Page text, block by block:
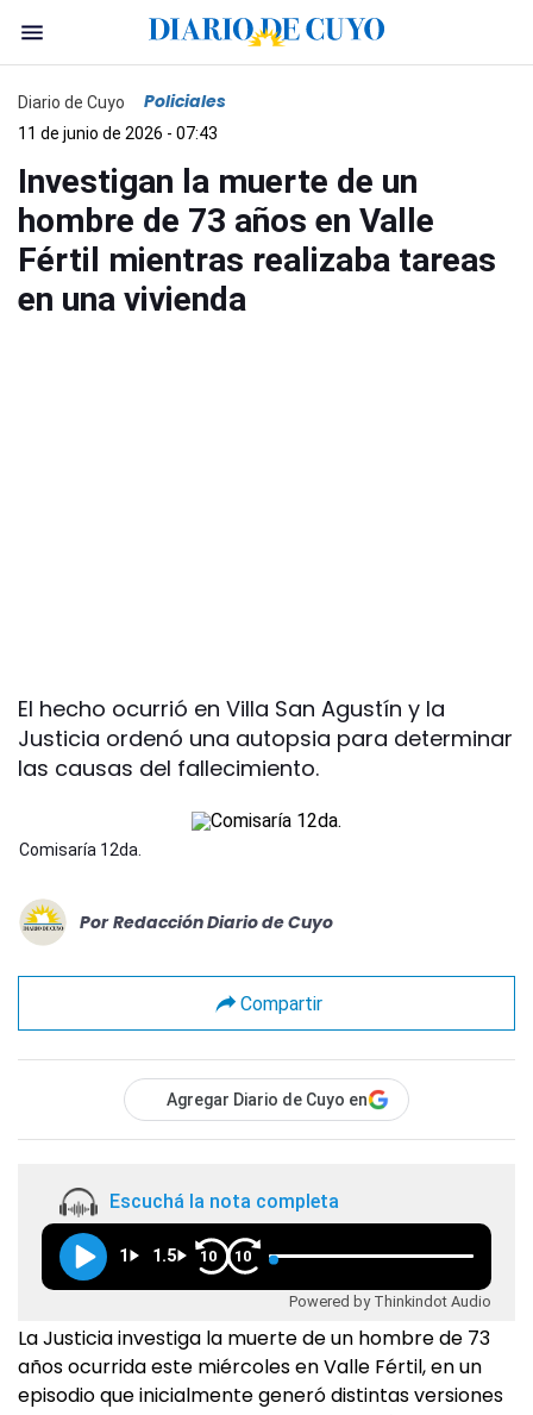
Diario de Cuyo Policiales
11 de junio de 2026 - 07:43
Investigan la muerte de un
hombre de 73 años en Valle
Fértil mientras realizaba tareas
en una vivienda
El hecho ocurrió en Villa San Agustín y la
Justicia ordenó una autopsia para determinar
las causas del fallecimiento.
Comisaría 12da.
Por Redacción Diario de Cuyo
Compartir
Agregar Diario de Cuyo en
Escuchá la nota completa
1 1.5 10 10
Powered by Thinkindot Audio
La Justicia investiga la muerte de un hombre de 73
años ocurrida este miércoles en Valle Fértil, en un
episodio que inicialmente generó distintas versiones